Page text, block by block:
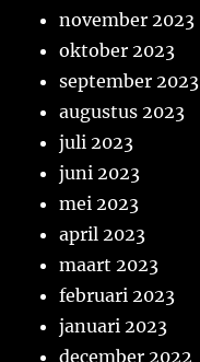
november 2023
oktober 2023
september 2023
augustus 2023
juli 2023
juni 2023
mei 2023
april 2023
maart 2023
februari 2023
januari 2023
december 2022